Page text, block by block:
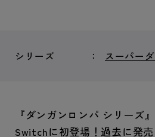
シリーズ スーパー
『ダンガンロンパ シリーズ
Switchに初登場！過去に発